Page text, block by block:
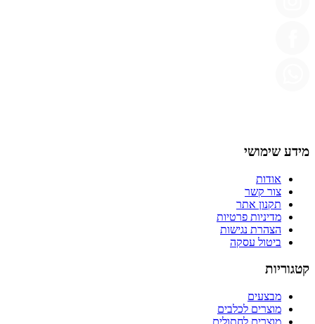
מידע שימושי
אודות
צור קשר
תקנון אתר
מדיניות פרטיות
הצהרת נגישות
ביטול עסקה
קטגוריות
מבצעים
מוצרים לכלבים
מוצרים לחתולים